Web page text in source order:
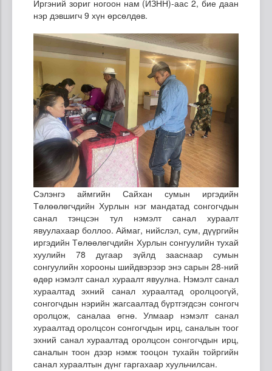
Иргэний зориг ногоон нам (ИЗНН)-аас 2, бие даан
нэр дэвшигч 9 хүн өрсөлдөв.
Сэлэнгэ аймгийн Сайхан сумын иргэдийн
Төлөөлөгчдийн Хурлын нэг мандатад сонгогчдын
санал тэнцсэн тул нэмэлт санал хураалт
явуулахаар боллоо. Аймаг, нийслэл, сум, дүүргийн
иргэдийн Төлөөлөгчдийн Хурлын сонгуулийн тухай
хуулийн 78 дугаар зүйлд зааснаар сумын
сонгуулийн хорооны шийдвэрээр энэ сарын 28-ний
өдөр нэмэлт санал хураалт явуулна. Нэмэлт санал
хураалтад эхний санал хураалтад оролцоогүй,
сонгогчдын нэрийн жагсаалтад бүртгэгдсэн сонгогч
оролцож, саналаа өгнө. Улмаар нэмэлт санал
хураалтад оролцсон сонгогчдын ирц, саналын тоог
эхний санал хураалтад оролцсон сонгогчдын ирц,
саналын тоон дээр нэмж тооцон тухайн тойргийн
санал хураалтын дүнг гаргахаар хуульчилсан.